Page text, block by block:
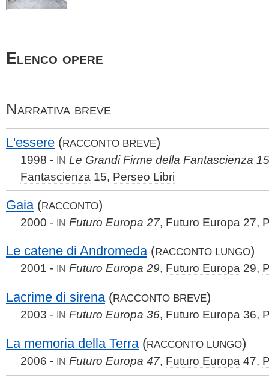
Elenco opere
Narrativa breve
L'essere (RACCONTO BREVE)
1998 - IN Le Grandi Firme della Fantascienza 15
Fantascienza 15, Perseo Libri
Gaia (RACCONTO)
2000 - IN Futuro Europa 27, Futuro Europa 27,
Le catene di Andromeda(RACCONTO LUNGO)
2001 - IN Futuro Europa 29, Futuro Europa 29,
Lacrime di sirena(RACCONTO BREVE)
2003 - IN Futuro Europa 36, Futuro Europa 36,
La memoria della Terra (RACCONTO LUNGO)
2006 - IN Futuro Europa 47, Futuro Europa 47,